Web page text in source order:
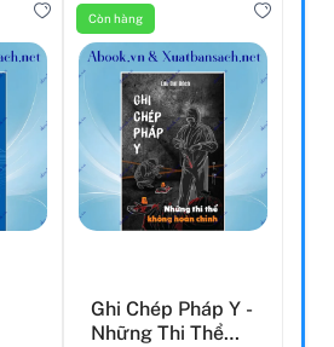
Còn hàng
Ghi Chép Pháp Y -
Những Thi Thể